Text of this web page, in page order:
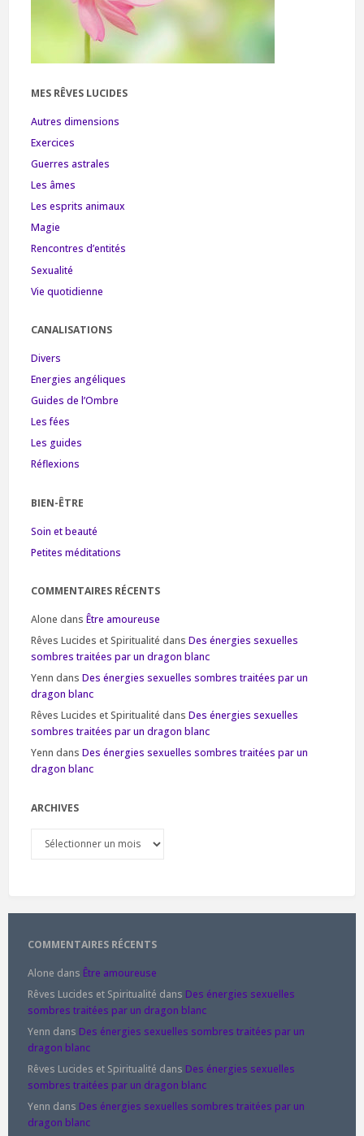
MES RÊVES LUCIDES
Autres dimensions
Exercices
Guerres astrales
Les âmes
Les esprits animaux
Magie
Rencontres d’entités
Sexualité
Vie quotidienne
CANALISATIONS
Divers
Energies angéliques
Guides de l’Ombre
Les fées
Les guides
Réflexions
BIEN-ÊTRE
Soin et beauté
Petites méditations
COMMENTAIRES RÉCENTS
Alone dans Être amoureuse
Rêves Lucides et Spiritualité dans Des énergies sexuelles
sombres traitées par un dragon blanc
Yenn dans Des énergies sexuelles sombres traitées par un
dragon blanc
Rêves Lucides et Spiritualité dans Des énergies sexuelles
sombres traitées par un dragon blanc
Yenn dans Des énergies sexuelles sombres traitées par un
dragon blanc
ARCHIVES
COMMENTAIRES RÉCENTS
Alone dans Être amoureuse
Rêves Lucides et Spiritualité dans Des énergies sexuelles
sombres traitées par un dragon blanc
Yenn dans Des énergies sexuelles sombres traitées par un
dragon blanc
Rêves Lucides et Spiritualité dans Des énergies sexuelles
sombres traitées par un dragon blanc
Yenn dans Des énergies sexuelles sombres traitées par un
dragon blanc